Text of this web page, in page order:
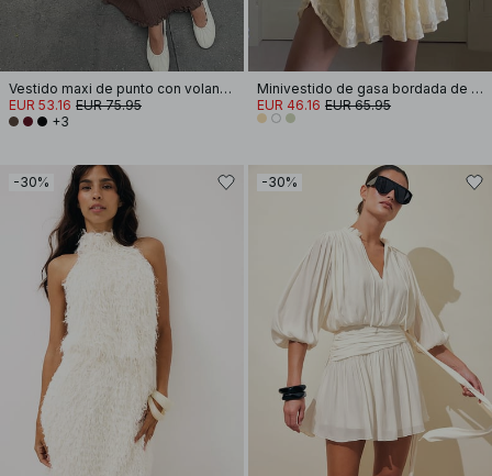
Vestido maxi de punto con volantes y cuello redondo
EUR 53.16 EUR 75.95
+3
Minivestido de gasa bordada de manga larga
EUR 46.16 EUR 65.95
-30% -30%